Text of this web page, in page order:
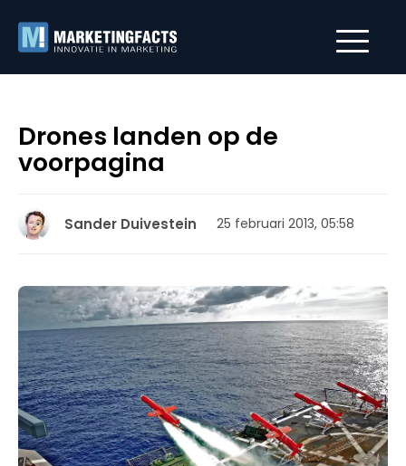
Drones landen op de
voorpagina
Sander Duivestein 25 februari 2013, 05:58